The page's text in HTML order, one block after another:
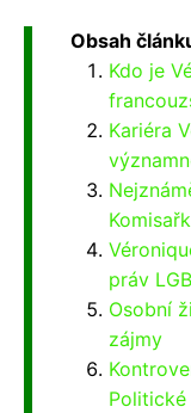
Obsah
Kdo je
Kariéra
práv
Osobní
zájmy